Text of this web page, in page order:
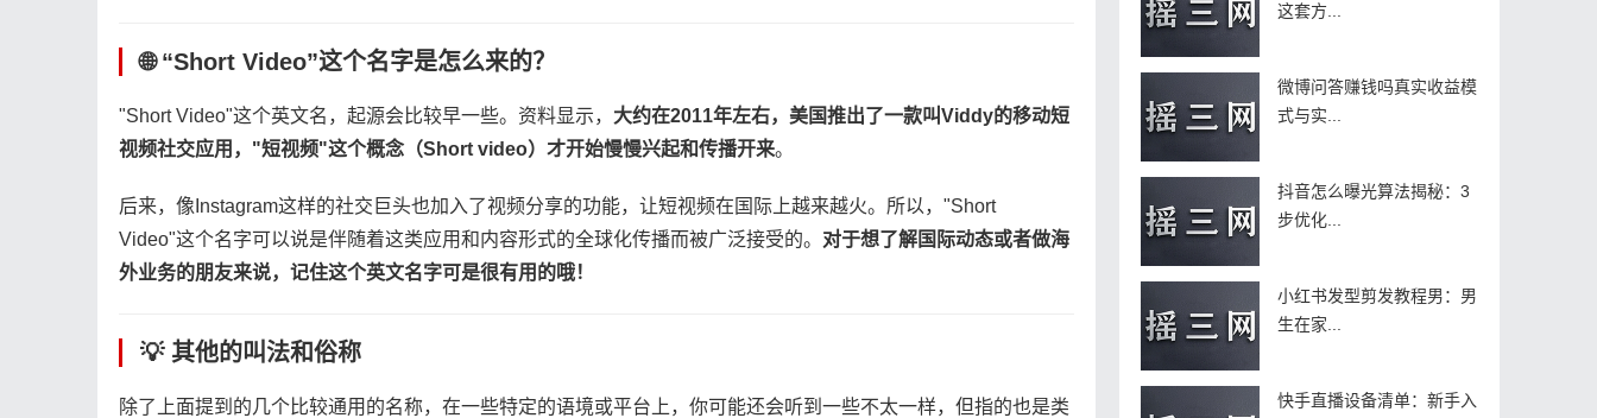
🌐 “Short Video”这个名字是怎么来的？
"Short Video"这个英文名，起源会比较早一些。资料显示，​ ​大约在2011年左右，美国推出了一款叫Viddy的移动短
视频社交应用，"短视频"这个概念（Short video）才开始慢慢兴起和传播开来​​。
后来，像Instagram这样的社交巨头也加入了视频分享的功能，让短视频在国际上越来越火。所以，"Short
Video"这个名字可以说是伴随着这类应用和内容形式的全球化传播而被广泛接受的。​ ​对于想了解国际动态或者做海
外业务的朋友来说，记住这个英文名字可是很有用的哦！​
💡 其他的叫法和俗称
除了上面提到的几个比较通用的名称，在一些特定的语境或平台上，你可能还会听到一些不太一样，但指的也是类
这套方...
微博问答赚钱吗真实收益模
式与实...
抖音怎么曝光算法揭秘：3
步优化...
小红书发型剪发教程男：男
生在家...
快手直播设备清单：新手入